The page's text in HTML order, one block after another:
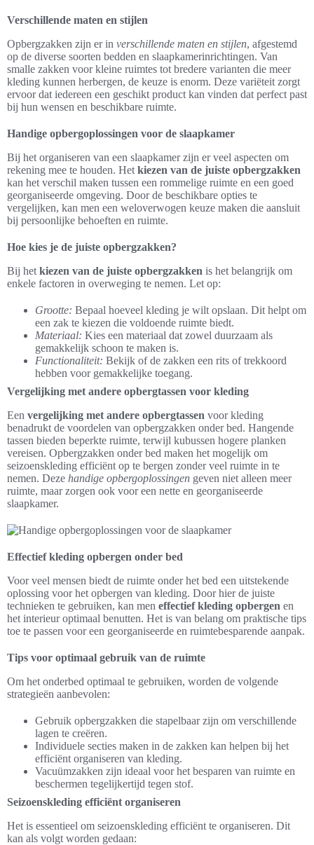
Verschillende maten en stijlen
Opbergzakken zijn er in verschillende maten en stijlen, afgestemd
op de diverse soorten bedden en slaapkamerinrichtingen. Van
smalle zakken voor kleine ruimtes tot bredere varianten die meer
kleding kunnen herbergen, de keuze is enorm. Deze variëteit zorgt
ervoor dat iedereen een geschikt product kan vinden dat perfect past
bij hun wensen en beschikbare ruimte.
Handige opbergoplossingen voor de slaapkamer
Bij het organiseren van een slaapkamer zijn er veel aspecten om
rekening mee te houden. Het kiezen van de juiste opbergzakken
kan het verschil maken tussen een rommelige ruimte en een goed
georganiseerde omgeving. Door de beschikbare opties te
vergelijken, kan men een weloverwogen keuze maken die aansluit
bij persoonlijke behoeften en ruimte.
Hoe kies je de juiste opbergzakken?
Bij het kiezen van de juiste opbergzakken is het belangrijk om
enkele factoren in overweging te nemen. Let op:
Grootte: Bepaal hoeveel kleding je wilt opslaan. Dit helpt om
een zak te kiezen die voldoende ruimte biedt.
Materiaal: Kies een materiaal dat zowel duurzaam als
gemakkelijk schoon te maken is.
Functionaliteit: Bekijk of de zakken een rits of trekkoord
hebben voor gemakkelijke toegang.
Vergelijking met andere opbergtassen voor kleding
Een vergelijking met andere opbergtassen voor kleding
benadrukt de voordelen van opbergzakken onder bed. Hangende
tassen bieden beperkte ruimte, terwijl kubussen hogere planken
vereisen. Opbergzakken onder bed maken het mogelijk om
seizoenskleding efficiënt op te bergen zonder veel ruimte in te
nemen. Deze handige opbergoplossingen geven niet alleen meer
ruimte, maar zorgen ook voor een nette en georganiseerde
slaapkamer.
Effectief kleding opbergen onder bed
Voor veel mensen biedt de ruimte onder het bed een uitstekende
oplossing voor het opbergen van kleding. Door hier de juiste
technieken te gebruiken, kan men effectief kleding opbergen en
het interieur optimaal benutten. Het is van belang om praktische tips
toe te passen voor een georganiseerde en ruimtebesparende aanpak.
Tips voor optimaal gebruik van de ruimte
Om het onderbed optimaal te gebruiken, worden de volgende
strategieën aanbevolen:
Gebruik opbergzakken die stapelbaar zijn om verschillende
lagen te creëren.
Individuele secties maken in de zakken kan helpen bij het
efficiënt organiseren van kleding.
Vacuümzakken zijn ideaal voor het besparen van ruimte en
beschermen tegelijkertijd tegen stof.
Seizoenskleding efficiënt organiseren
Het is essentieel om seizoenskleding efficiënt te organiseren. Dit
kan als volgt worden gedaan: